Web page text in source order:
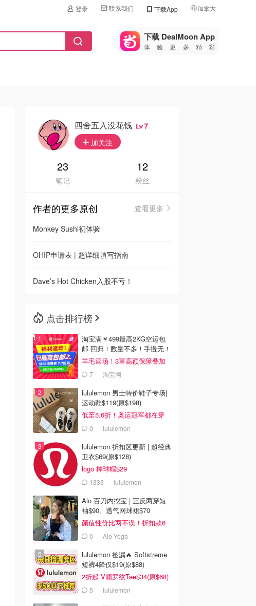
登录 联系我们 下载App 加拿大
🇺🇸
美国
🇨🇳中国
🇩🇪
🇮🇹
🇦🇺
🇳🇿新西兰
下载 DealMoon App
体验更多精彩
四舍五入没花钱 7
加关注
23
笔记
12
粉丝
作者的更多原创
查看更多
Monkey Sushi初体验
OHIP申请表 | 超详细填写指南
Dave’s Hot Chicken入股不亏！
点击排行榜
淘宝满￥499最高2KG空运包
邮 回归！数量不多！手慢无！
羊毛返场！3重高额保障叠加
7 淘宝网
lululemon 男士特价鞋子专场|
运动鞋$119(原$198)
低至5.6折！奥运冠军都在穿
0 lululemon
lululemon 折扣区更新 | 超经典
卫衣$69(原$128)
logo 棒球帽$29
1333 lululemon
Alo 百刀内挖宝 | 正反两穿短
袖$90、透气网球裙$70
颜值性价比两不误！折扣款6
折起0 Alo Yoga
lululemon 捡漏🔥 Softstreme
短裤4降仅$19(原$88)
2折起 V领罗纹Tee$34(原$68)
5 lululemon